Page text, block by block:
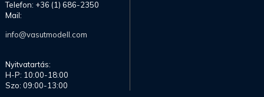
Telefon: +36 (1) 686-2350
Mail:
info@vasutmodell.com
Nyitvatartás:
H-P: 10:00-18:00
Szo: 09:00-13:00